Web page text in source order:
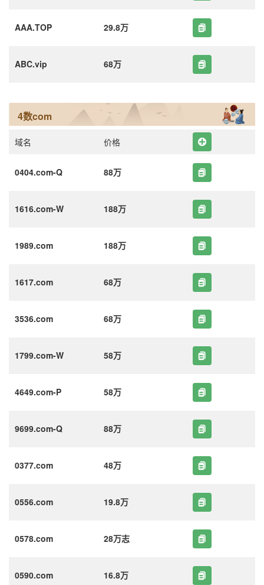
AAA.TOP 29.8万
ABC.vip 68万
4数com
域名 价格
0404.com-Q 88万
1616.com-W 188万
1989.com 188万
1617.com 68万
3536.com 68万
1799.com-W 58万
4649.com-P 58万
9699.com-Q 88万
0377.com 48万
0556.com 19.8万
0578.com 28万志
0590.com 16.8万